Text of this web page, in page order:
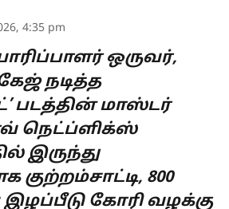
4:35 pm
ஒருவர்,
நடித்த
படத்தின் மாஸ்டர்
நெட்ப்ளிக்ஸ்
இருந்து
குற்றம்சாட்டி, 800
இழப்பீடு கோரி வழக்கு